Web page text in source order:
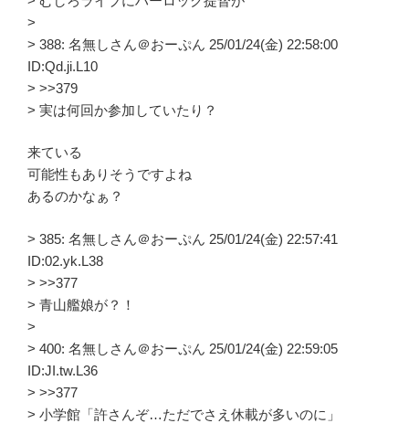
>
> 388: 名無しさん＠おーぷん 25/01/24(金) 22:58:00
ID:Qd.ji.L10
> >>379
> 実は何回か参加していたり？
来ている
可能性もありそうですよね
あるのかなぁ？
> 385: 名無しさん＠おーぷん 25/01/24(金) 22:57:41
ID:02.yk.L38
> >>377
> 青山艦娘が？！
>
> 400: 名無しさん＠おーぷん 25/01/24(金) 22:59:05
ID:JI.tw.L36
> >>377
> 小学館「許さんぞ…ただでさえ休載が多いのに」